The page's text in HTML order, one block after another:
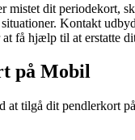
mistet dit periodekort,
Kontakt
få hjælp til at erstatte
på Mobil
at tilgå dit pendlerkort